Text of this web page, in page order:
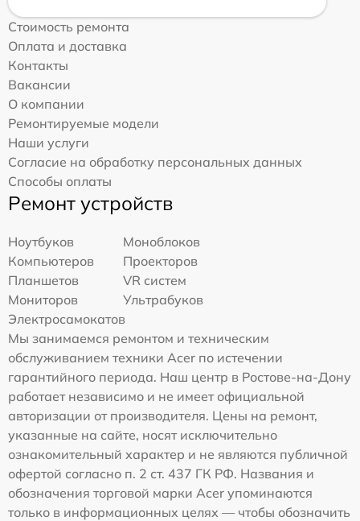
Стоимость ремонта
Оплата и доставка
Контакты
Вакансии
О компании
Ремонтируемые модели
Наши услуги
Согласие на обработку персональных данных
Способы оплаты
Ремонт устройств
Ноутбуков
Моноблоков
Компьютеров
Проекторов
Планшетов
VR систем
Мониторов
Ультрабуков
Электросамокатов
Мы занимаемся ремонтом и техническим
обслуживанием техники Acer по истечении
гарантийного периода. Наш центр в Ростове-на-Дону
работает независимо и не имеет официальной
авторизации от производителя. Цены на ремонт,
указанные на сайте, носят исключительно
ознакомительный характер и не являются публичной
офертой согласно п. 2 ст. 437 ГК РФ. Названия и
обозначения торговой марки Acer упоминаются
только в информационных целях — чтобы обозначить